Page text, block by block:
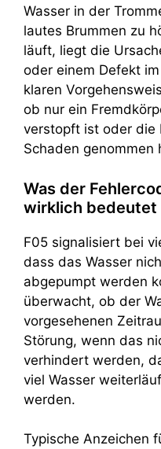
Wasser in der
lautes Brummen zu
läuft, liegt die
oder einem Defekt
klaren
ob nur ein
verstopft ist oder die
Schaden genommen
Was der
wirklich bedeutet
F05 signalisiert bei
dass das Wasser
abgepumpt werden
überwacht, ob der
vorgesehenen
Störung, wenn das
verhindert werden,
viel Wasser
werden.
Typische Anzeichen